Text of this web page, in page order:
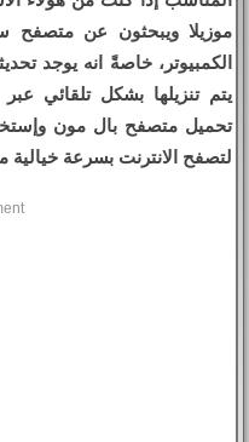
موزيلا ويبحثون عن
الكمبيوتر، خاصةً انه يوجد
يتم تنزيلها بشكل تلقائي
تحميل متصفح بال مون
لتصفح الانترنت بسرعة خيالية